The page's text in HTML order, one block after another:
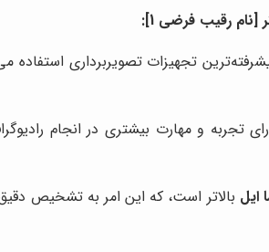
[نام رقیب فرضی 1]:
تجربه و مهارت بیشتری در انجام
ایل بالاتر است، که این امر به تشخیص